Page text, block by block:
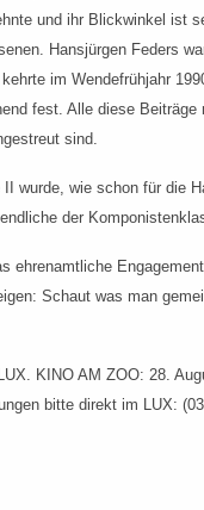
und ihr Blickwinkel ist
Hansjürgen Feders
im Wendefrühjahr
fest. Alle diese
sind.
wurde, wie schon für die
der
ehrenamtliche
Schaut was man
KINO AM ZOO: 28.
bitte direkt im LUX: